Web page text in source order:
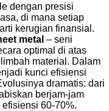
dengan presisi
di mana setiap
kerugian finansial.
metal – seni
optimal di atas
material. Dalam
kunci efisiensi
dramatis: dari
berjam-jam
60-70%.